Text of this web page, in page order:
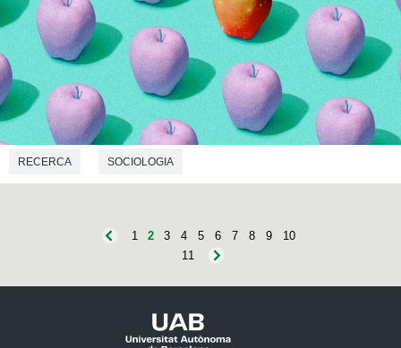
RECERCA SOCIOLOGIA
1 2 3 4 5 6 7 8 9
10
11